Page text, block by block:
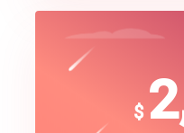
crm auto
track
$
Best Choice